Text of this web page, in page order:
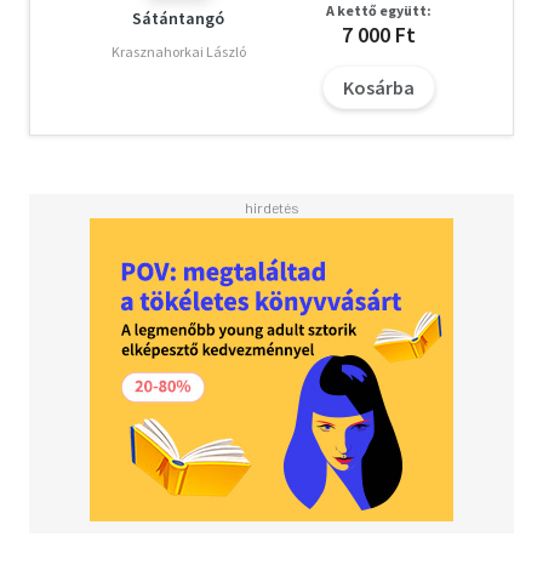
Sátántangó
Krasznahorkai László
A kettő együtt:
7 000 Ft
Kosárba